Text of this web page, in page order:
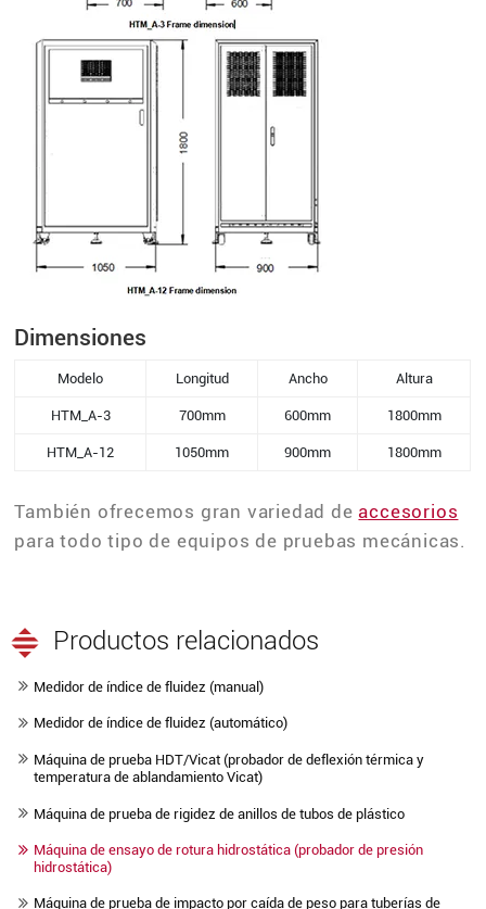
Dimensiones
Modelo Longitud Ancho Altura
HTM_A-3 700mm 600mm 1800mm
HTM_A-12 1050mm 900mm 1800mm
También ofrecemos gran variedad de accesorios
para todo tipo de equipos de pruebas mecánicas.
Productos relacionados
Medidor de índice de fluidez (manual)
Medidor de índice de fluidez (automático)
Máquina de prueba HDT/Vicat (probador de deflexión térmica y
temperatura de ablandamiento Vicat)
Máquina de prueba de rigidez de anillos de tubos de plástico
Máquina de ensayo de rotura hidrostática (probador de presión
hidrostática)
Máquina de prueba de impacto por caída de peso para tuberías de